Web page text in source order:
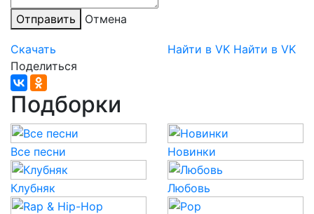
Отправить Отмена
Скачать Найти в VK Найти в VK
Поделиться
Подборки
Все песни Новинки
Клубняк Любовь